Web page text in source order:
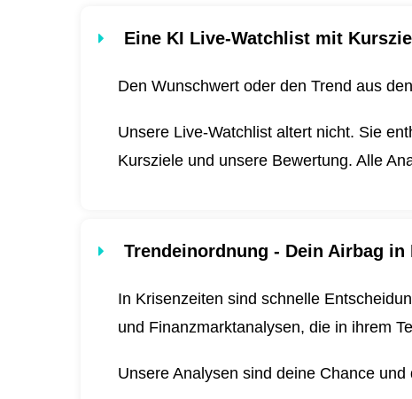
Eine KI Live-Watchlist mit
Den Wunschwert oder den Trend aus
Unsere Live-Watchlist altert nicht. Sie
Kursziele und unsere Bewertung. Alle
Trendeinordnung - Dein Airbag in
In Krisenzeiten sind schnelle
und Finanzmarktanalysen, die in ihrem
Unsere Analysen sind deine Chance